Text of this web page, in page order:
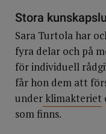
Stora
Sara Turtola har
fyra delar och på
för individuell
får hon dem att
under klimakteriet
som finns.